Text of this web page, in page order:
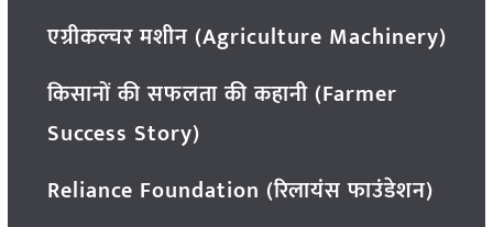
एग्रीकल्चर मशीन (Agriculture Machinery)
किसानों की सफलता की कहानी (Farmer
Success Story)
Reliance Foundation (रिलायंस फाउंडेशन)